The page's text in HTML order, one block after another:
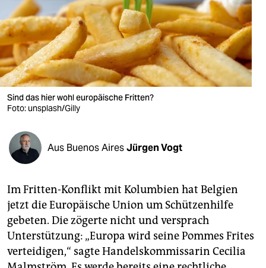
nord
wahrheit
verlag
verlag
veranstaltungen
shop
fragen & hilfe
abo
genossenschaft
epaper login
Sind das hier wohl europäische Fritten?
Foto: unsplash/Gilly
Aus Buenos AiresJürgen Vogt
Im Fritten-Konflikt mit Kolumbien hat Belgien
jetzt die Europäische Union um Schützenhilfe
gebeten. Die zögerte nicht und versprach
Unterstützung: „Europa wird seine Pommes Frites
verteidigen,“ sagte Handelskommissarin Cecilia